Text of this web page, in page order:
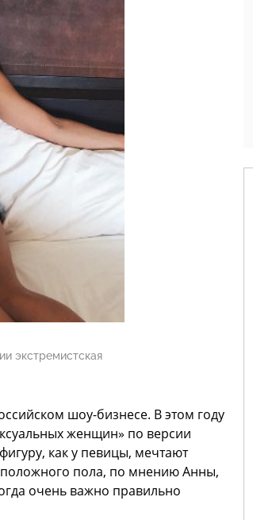
экстремистская
шоу-бизнесе. В этом году
женщин» по версии
как у певицы, мечтают
пола, по мнению Анны,
очень важно правильно